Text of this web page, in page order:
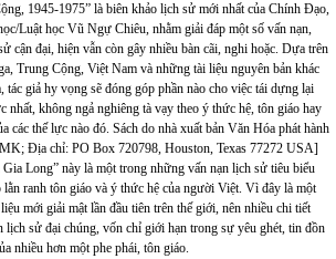
1945-1975” là biên khảo lịch sử mới nhất của Chính Đạo,
Luật học Vũ Ngự Chiêu, nhằm giải đáp một số vấn nạn,
cận đại, hiện vẫn còn gây nhiều bàn cãi, nghi hoặc. Dựa trên
Trung Cộng, Việt Nam và những tài liệu nguyên bản khác
tác giả hy vọng sẽ đóng góp phần nào cho việc tái dựng lại
nhất, không ngả nghiêng tà vạy theo ý thức hệ, tôn giáo hay
các thế lực nào đó. Sách do nhà xuất bản Văn Hóa phát hành
Địa chỉ: PO Box 720798, Houston, Texas 77272 USA]
Long” này là một trong những vấn nạn lịch sử tiêu biểu
lằn ranh tôn giáo và ý thức hệ của người Việt. Vì đây là một
mới giải mật lần đầu tiên trên thế giới, nên nhiều chi tiết
lịch sử đại chúng, vốn chỉ giới hạn trong sự yêu ghét, tin đồn
nhiều hơn một phe phái, tôn giáo.